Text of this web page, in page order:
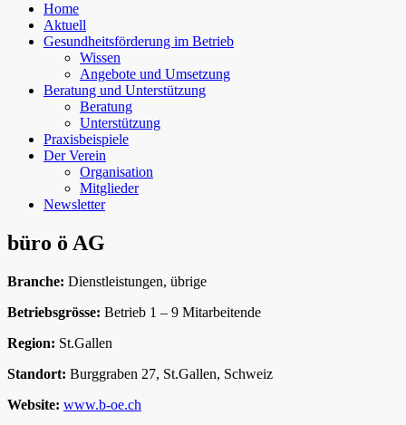
Home
Aktuell
Gesundheitsförderung im Betrieb
Wissen
Angebote und Umsetzung
Beratung und Unterstützung
Beratung
Unterstützung
Praxisbeispiele
Der Verein
Organisation
Mitglieder
Newsletter
büro ö AG
Branche: Dienstleistungen, übrige
Betriebsgrösse: Betrieb 1 – 9 Mitarbeitende
Region: St.Gallen
Standort: Burggraben 27, St.Gallen, Schweiz
Website: www.b-oe.ch